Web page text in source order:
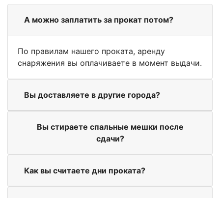
А можно заплатить за прокат потом?
По правилам нашего проката, аренду
снаряжения вы оплачиваете в момент выдачи.
Вы доставляете в другие города?
Вы стираете спальные мешки после
сдачи?
Как вы считаете дни проката?